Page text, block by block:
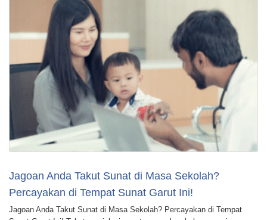
Jagoan Anda Takut Sunat di Masa Sekolah?
Percayakan di Tempat Sunat Garut Ini!
Jagoan Anda Takut Sunat di Masa Sekolah? Percayakan di Tempat